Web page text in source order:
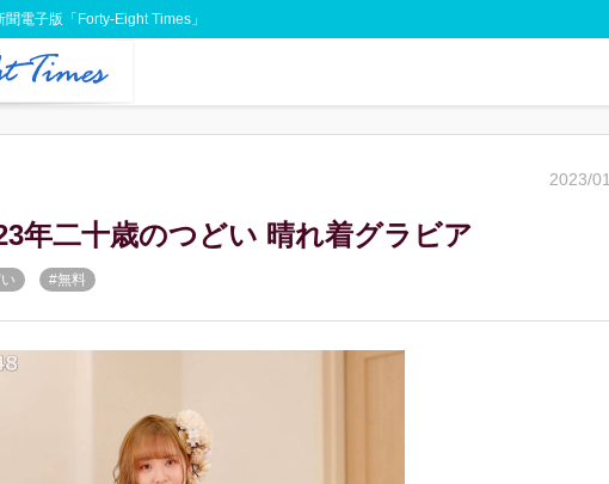
電子版「Forty-Eight Times」
2023/
年二十歳のつどい 晴れ着グラビア
#無料